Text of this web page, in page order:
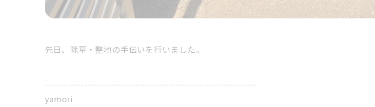
先日、除草・整地の手伝いを行いました。
----------------------------------------------------------------------
yamori